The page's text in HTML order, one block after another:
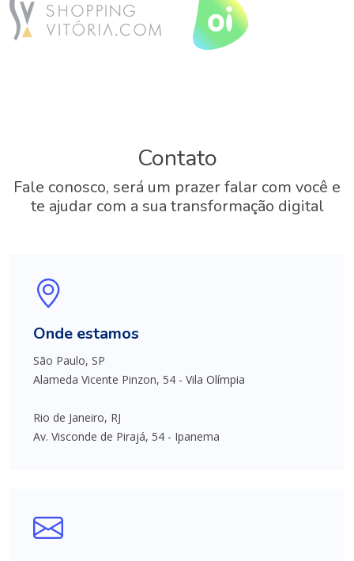
Contato
Fale conosco, será um prazer falar com você e
te ajudar com a sua transformação digital
Onde estamos
São Paulo, SP
Alameda Vicente Pinzon, 54 - Vila Olímpia
Rio de Janeiro, RJ
Av. Visconde de Pirajá, 54 - Ipanema